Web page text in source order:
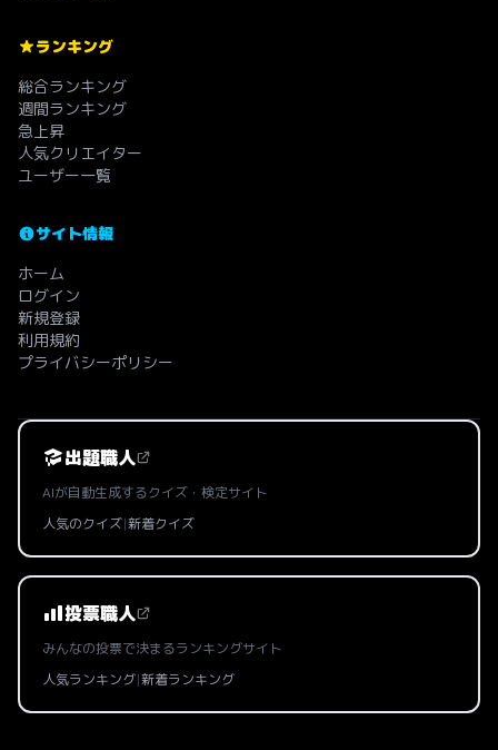
ランキング
総合ランキング
週間ランキング
急上昇
人気クリエイター
ユーザー一覧
サイト情報
ホーム
ログイン
新規登録
利用規約
プライバシーポリシー
出題職人
AIが自動生成するクイズ・検定サイト
人気のクイズ|新着クイズ
投票職人
みんなの投票で決まるランキングサイト
人気ランキング|新着ランキング